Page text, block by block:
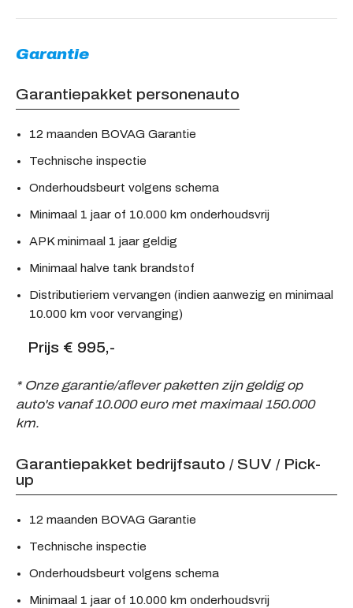
Garantie
Garantiepakket personenauto
12 maanden BOVAG Garantie
Technische inspectie
Onderhoudsbeurt volgens schema
Minimaal 1 jaar of 10.000 km onderhoudsvrij
APK minimaal 1 jaar geldig
Minimaal halve tank brandstof
Distributieriem vervangen (indien aanwezig en minimaal
10.000 km voor vervanging)
Prijs € 995,-
* Onze garantie/aflever paketten zijn geldig op
auto's vanaf 10.000 euro met maximaal 150.000
km.
Garantiepakket bedrijfsauto / SUV / Pick-
up
12 maanden BOVAG Garantie
Technische inspectie
Onderhoudsbeurt volgens schema
Minimaal 1 jaar of 10.000 km onderhoudsvrij